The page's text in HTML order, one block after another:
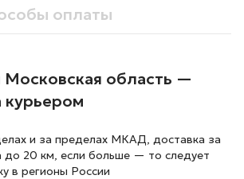
оплаты
Московская область —
курьером
и за пределах МКАД, доставка за
20 км, если больше — то следует
в регионы России